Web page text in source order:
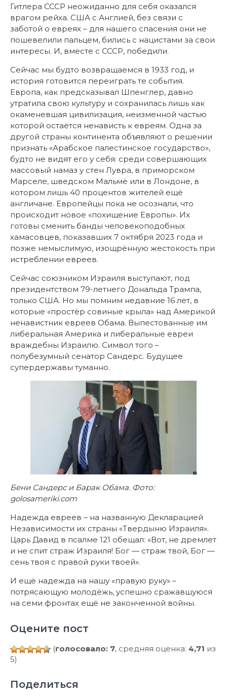
Гитлера СССР неожиданно для себя оказался
врагом рейха. США с Англией, без связи с
заботой о евреях – для нашего спасения они не
пошевелили пальцем, бились с нацистами за свои
интересы. И, вместе с СССР, победили.
Сейчас мы будто возвращаемся в 1933 год, и
история готовится переиграть те события.
Европа, как предсказывал Шпенглер, давно
утратила свою культуру и сохранилась лишь как
окаменевшая цивилизация, неизменной частью
которой остаётся ненависть к евреям. Одна за
другой страны континента объявляют о решении
признать «Арабское палестинское государство»,
будто не видят его у себя: среди совершающих
массовый намаз у стен Лувра, в приморском
Марселе, шведском Мальмё или в Лондоне, в
котором лишь 40 процентов жителей ещё
англичане. Европейцы пока не осознали, что
происходит новое «похищение Европы». Их
готовы сменить банды человекоподобных
хамасовцев, показавших 7 октября 2023 года и
позже немыслимую, изощрённую жестокость при
истреблении евреев.
Сейчас союзником Израиля выступают, под
президентством 79-летнего Дональда Трампа,
только США. Но мы помним недавние 16 лет, в
которые «простёр совиные крыла» над Америкой
ненавистник евреев Обама. Выпестованные им
либеральная Америка и либеральные евреи
враждебны Израилю. Символ того –
полубезумный сенатор Сандерс. Будущее
супердержавы туманно.
Бени Сандерс и Барак Обама. Фото:
golosameriki.com
Надежда евреев – на названную Декларацией
Независимости их страны «Твердыню Израиля».
Царь Давид в псалме 121 обещал: «Вот, не дремлет
и не спит страж Израиля! Бог — страж твой, Бог —
сень твоя с правой руки твоей».
И ещё надежда на нашу «правую руку» –
потрясающую молодёжь, успешно сражавшуюся
на семи фронтах ещё не законченной войны.
Оцените пост
(голосовало: 7, средняя оценка: 4,71 из
5)
Поделиться